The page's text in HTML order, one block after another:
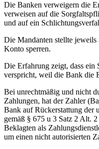
Die Banken verweigern die
verweisen auf die
und auf ein
Die Mandanten stellte
Konto sperren.
Die Erfahrung zeigt, dass
verspricht, weil die Bank die
Bei unrechtmäßig und nicht
Zahlungen, hat der Zahler
Bank auf Rückerstattung der
gemäß § 675 u 3 Satz 2 Alt.
Beklagten als
um einen nicht autorisierten